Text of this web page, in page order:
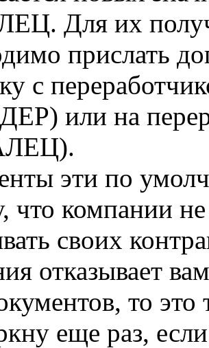
Для их
прислать
с
или на
эти по
что компании не
своих
отказывает
то это
еще раз,